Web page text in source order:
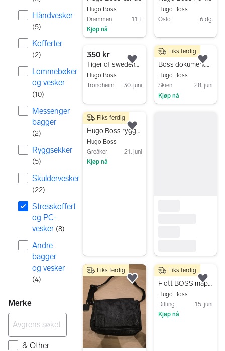
Håndvesker
(5)
Kofferter
(2)
Lommebøker
og vesker
(10)
Messenger
bagger
(2)
Ryggsekker
(5)
Skuldervesker
(22)
Stresskoffert
og PC-
vesker (8)
Andre
bagger
og vesker
(4)
Merke
& Other
Hugo Boss
Drammen
11 t.
Kjøp nå
Hugo Boss
Oslo
6 dg.
350 kr
Tiger of sweden- pc veske
Hugo Boss
Trondheim
30. juni
Legg til som favoritt.
2 500 kr
Boss dokumentmappe / pc-veske i skinn
Hugo Boss
Skien
28. juni
Kjøp nå
Fiks ferdig
300 kr
Hugo Boss ryggsekk
Hugo Boss
Greåker
21. juni
Kjøp nå
Fiks ferdig
Legg til som favoritt.
Fiks ferdig
Legg til som favoritt.
1 290 kr
Flott BOSS mappe el cover til pc, Mac, datamaskin, papirer ol.
Hugo Boss
Dilling
15. juni
Kjøp nå
Fiks ferdig